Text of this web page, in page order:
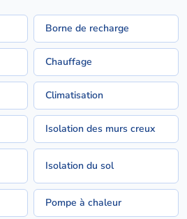
Borne de recharge
Chauffage
Climatisation
Isolation des murs creux
Isolation du sol
Pompe à chaleur